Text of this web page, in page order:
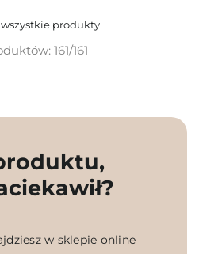
wszystkie produkty
161/161
w sklepie online